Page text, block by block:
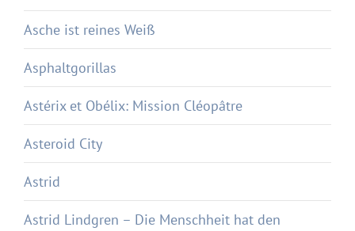
Asche ist reines Weiß
Asphaltgorillas
Astérix et Obélix: Mission Cléopâtre
Asteroid City
Astrid
Astrid Lindgren – Die Menschheit hat den